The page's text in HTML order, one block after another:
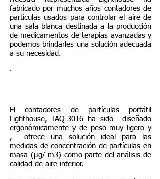
fabricado por muchos años contadores de
partículas usados para controlar el aire de
una sala blanca destinada a la producción
de medicamentos de terapias avanzadas y
podemos brindarles una solución adecuada
a su necesidad.
El contadores de partículas portátil
Lighthouse, IAQ-3016 ha sido diseñado
ergonómicamente y de peso muy ligero y
, ofrece una solución ideal para las
medidas de concentración de partículas en
masa (µg/ m3) como parte del análisis de
calidad de aire interior.